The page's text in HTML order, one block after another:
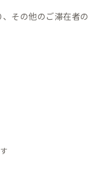
その他のご滞在者の